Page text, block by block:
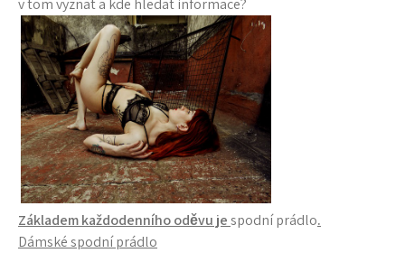
v tom vyznat a kde hledat informace?
Základem každodenního oděvu jespodní prádlo.
Dámské spodní prádlo